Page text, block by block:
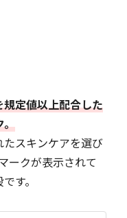
定値以上配合した
。
スキンケアを選び
ークが表示されて
す。